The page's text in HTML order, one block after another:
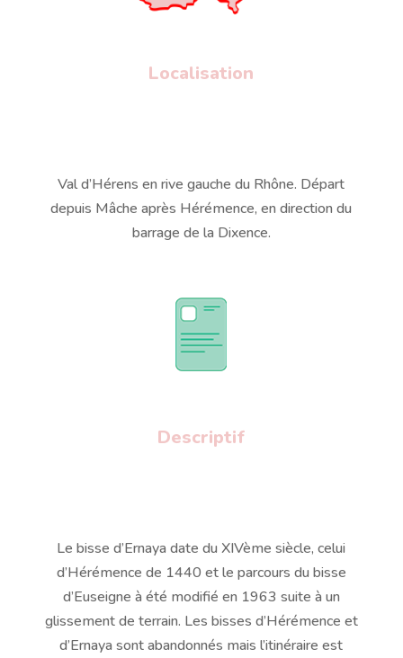
Localisation
Val d’Hérens en rive gauche du Rhône. Départ
depuis Mâche après Hérémence, en direction du
barrage de la Dixence.
Descriptif
Le bisse d’Ernaya date du XIVème siècle, celui
d’Hérémence de 1440 et le parcours du bisse
d’Euseigne à été modifié en 1963 suite à un
glissement de terrain. Les bisses d’Hérémence et
d’Ernaya sont abandonnés mais l’itinéraire est